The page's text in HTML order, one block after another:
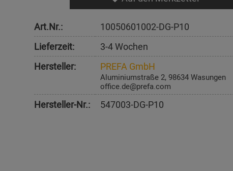
Art.Nr.:
10050601002-DG-P10
Lieferzeit:
3-4 Wochen
Hersteller:
PREFA GmbH
Aluminiumstraße 2, 98634 Wasungen
office.de@prefa.com
Hersteller-Nr.: 547003-DG-P10